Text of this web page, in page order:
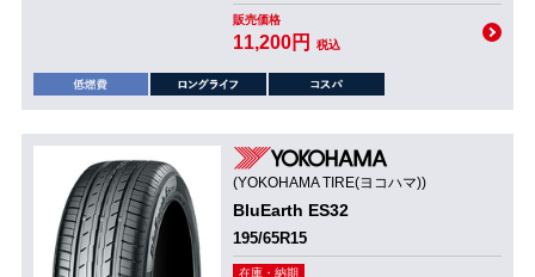
販売価格
11,200円 税込
(YOKOHAMA TIRE(ヨコハマ))
BluEarth ES32
195/65R15
在庫・納期